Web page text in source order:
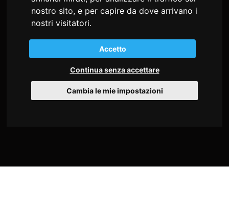
nostro sito, e per capire da dove arrivano i
nostri visitatori.
Accetto
Continua senza accettare
Cambia le mie impostazioni
Via Giosuè Carducci, 22
34125 Trieste - Italia
C.F. e P.I. 02197530302
Tel+39 040 9712360
Fax +39 0432 507533
info@mdstudiocongressi.com